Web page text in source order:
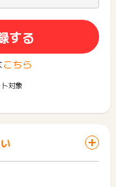
する
こちら
対象